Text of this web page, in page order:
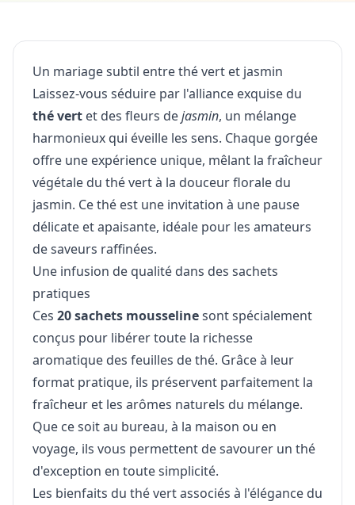
Un mariage subtil entre thé vert et jasmin
Laissez-vous séduire par l'alliance exquise du
thé vert et des fleurs dejasmin, un mélange
harmonieux qui éveille les sens. Chaque gorgée
offre une expérience unique, mêlant la fraîcheur
végétale du thé vert à la douceur florale du
jasmin. Ce thé est une invitation à une pause
délicate et apaisante, idéale pour les amateurs
de saveurs raffinées.
Une infusion de qualité dans des sachets
pratiques
Ces 20 sachets mousselinesont spécialement
conçus pour libérer toute la richesse
aromatique des feuilles de thé. Grâce à leur
format pratique, ils préservent parfaitement la
fraîcheur et les arômes naturels du mélange.
Que ce soit au bureau, à la maison ou en
voyage, ils vous permettent de savourer un thé
d'exception en toute simplicité.
Les bienfaits du thé vert associés à l'élégance du